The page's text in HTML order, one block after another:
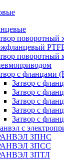
поворотный
поворотный
с фланцами
Затвор с
Затвор с
Затвор с
Затвор с
Затвор с
с
ЗПНС
ЗПСС
ЗПТЛ